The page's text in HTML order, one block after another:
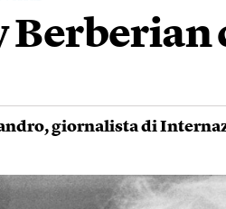
Berberian
, giornalista di